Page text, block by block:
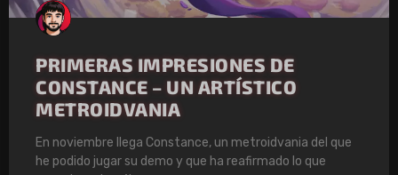
PRIMERAS IMPRESIONES DE
CONSTANCE – UN ARTÍSTICO
METROIDVANIA
En noviembre llega Constance, un metroidvania del que
he podido jugar su demo y que ha reafirmado lo que